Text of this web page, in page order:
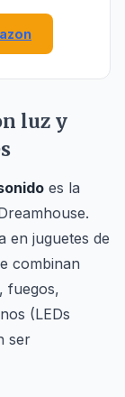
luz y
es la
en juguetes de
combinan
fuegos,
(LEDs
ser